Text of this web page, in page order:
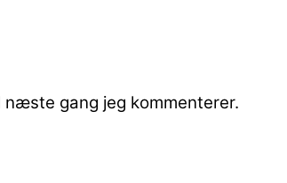
gang jeg kommenterer.